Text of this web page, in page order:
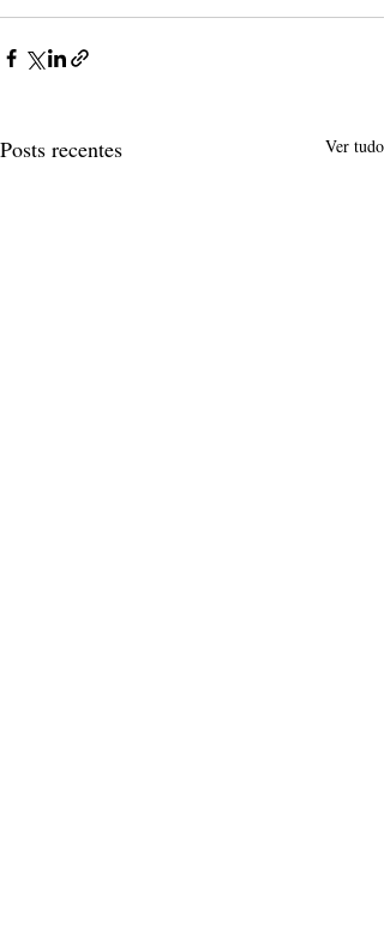
Posts recentes Ver tudo